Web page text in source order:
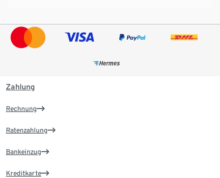
Zahlung
Rechnung
Ratenzahlung
Bankeinzug
Kreditkarte